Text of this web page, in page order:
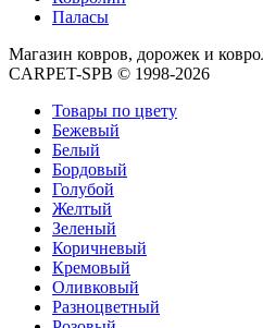
ковры
Полуовальные
ковры
Восьмигранники
Дорожки
Синтетические
ковровые
дорожки
Дорожки
на
резиновой
основе
Ковровые
шерстяные
Паласы
Магазин ковров, дорожек и
CARPET-SPB © 1998-2026
Товары по цвету
Бежевый
Белый
Бордовый
Голубой
Желтый
Зеленый
Коричневый
Кремовый
Оливковый
Разноцветный